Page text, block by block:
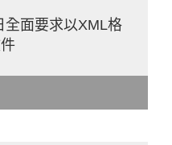
全面要求以XML格